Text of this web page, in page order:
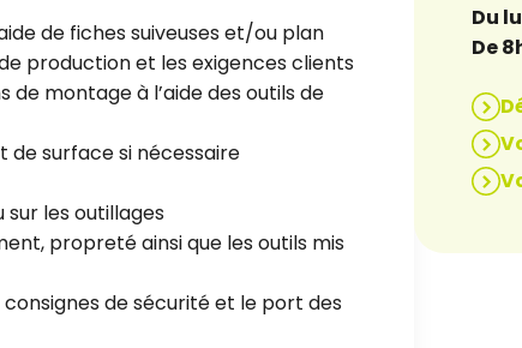
de fiches suiveuses et/ou plan
production et les exigences clients
montage à l’aide des outils de
surface si nécessaire
sur les outillages
propreté ainsi que les outils mis
de sécurité et le port des
Du
De